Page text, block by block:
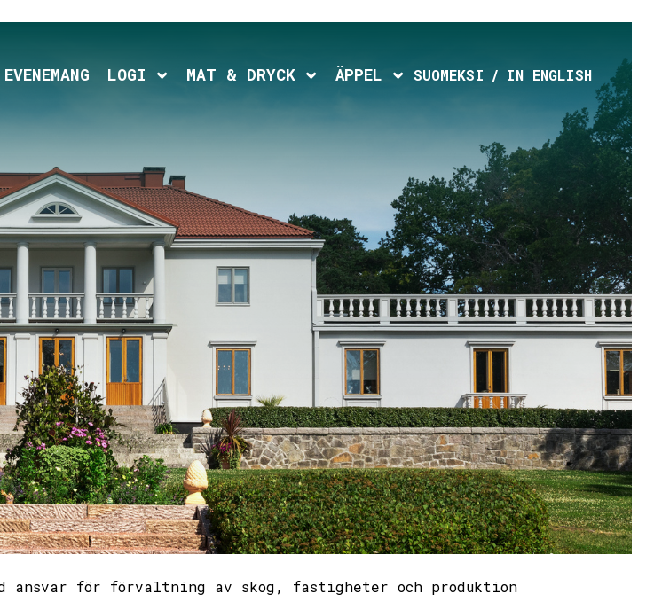
child menu
EVENEMANG LOGI Expand child menu
MAT & DRYCK Expand child menu
ÄPPEL Expand child menu
SUOMEKSI IN ENGLISH
ansvar för förvaltning av skog, fastigheter och produktion